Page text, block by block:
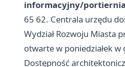
informacyjny/portiernia
65 62. Centrala urzędu
Wydział Rozwoju Miasta
otwarte w poniedziałek
Dostępność